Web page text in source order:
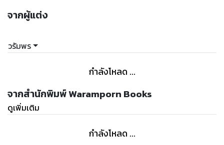
“แน่สิค่ะ”
ไวน์”
“ศรดื่มไม่เป็น คุณพิชญ์ก็รู้นะคะ” พูดแล้วก็นึกถึงครั้งแรกที่เขาพา
เธอไปโรงแรมกับการทำงานคืนแรก เธอกลัวและอายมากจึงหันไป
พึ่งไวน์ กระดกเสียเกือบหมดขวดจนไวน์ออกฤทธิ์เธอก็กลายร่าง
เป็นนางแมวยั่วสวาท บุกเข้าหาเขาซึ่งเป็นแขกคนแรก พอนึกทีไรก็
อายทุกทีและบอกตัวเองว่าอย่าแตะต้องของมึนเมาอีก
(ภาคต่อ ราคะร้ายซ่อนรัก เรื่องราวของ พิชญ์ และ ฐานิศร ทุกเรื่อง
จากผู้แต่ง
วรัมพร
กำลังโหลด ...
จากสำนักพิมพ์ Waramporn Books
ดูเพิ่มเติม
กำลังโหลด ...